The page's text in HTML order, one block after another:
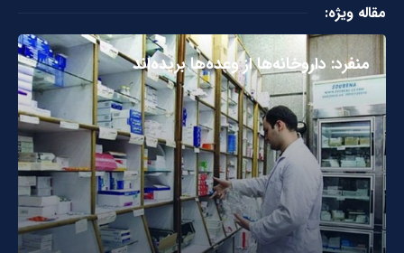
مقاله ویژه:
منفرد: داروخانه‌ها از وعده‌ها بریده‌اند